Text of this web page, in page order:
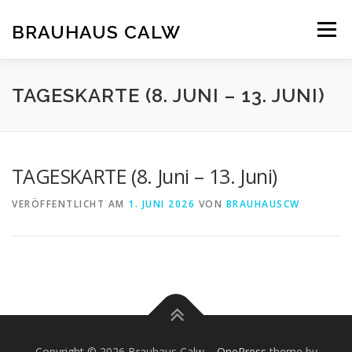
springen
BRAUHAUS CALW Menü
TAGESKARTE (8. JUNI – 13. JUNI)
TAGESKARTE (8. Juni – 13. Juni)
VERÖFFENTLICHT AM 1. JUNI 2026 VON BRAUHAUSCW